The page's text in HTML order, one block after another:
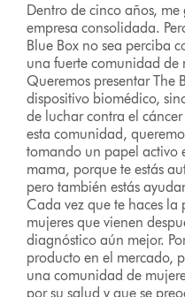
Dentro de cinco años,
empresa consolidada.
Blue Box no sea perciba
una fuerte comunidad de
Queremos presentar The
dispositivo biomédico,
de luchar contra el
esta comunidad,
tomando un papel activo
mama, porque te estás
pero también estás
Cada vez que te haces
mujeres que vienen
diagnóstico aún mejor.
producto en el mercado,
una comunidad de
por su salud y que se